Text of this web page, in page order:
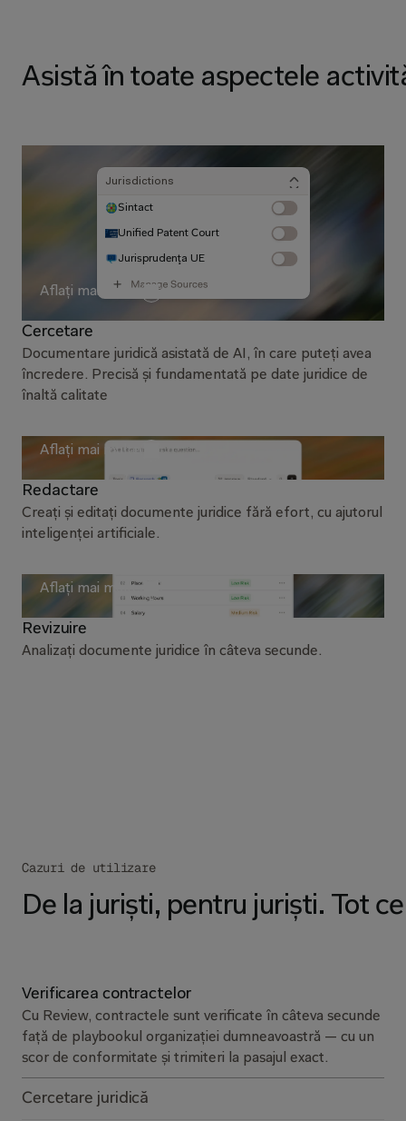
Asistă în toate aspectele
Jurisdictions
Sintact
Unified Patent Court
Jurisprudenţa UE
Aflați mai multe
Cercetare
Documentare juridică asistată de AI, în care puteți avea
încredere. Precisă și fundamentată pe date juridice de
înaltă calitate
Aflați mai multe
Redactare
Creați și editați documente juridice fără efort, cu ajutorul
inteligenței artificiale.
Aflați mai multe
Revizuire
Analizați documente juridice în câteva secunde.
Cazuri de utilizare
De la juriști, pentru juriști. Tot
Verificarea contractelor
Cu Review, contractele sunt verificate în câteva secunde
față de playbookul organizației dumneavoastră — cu un
scor de conformitate și trimiteri la pasajul exact.
Cercetare juridică